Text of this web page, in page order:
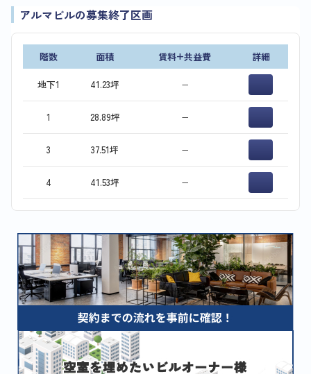
アルマビルの募集終了区画
階数 面積 賃料+共益費 詳細
地下1 41.23坪 −
1 28.89坪 −
3 37.51坪 −
4 41.53坪 −